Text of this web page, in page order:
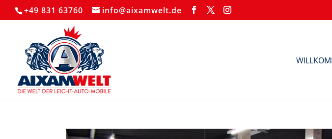
+49 831 63760 info@aixamwelt.de